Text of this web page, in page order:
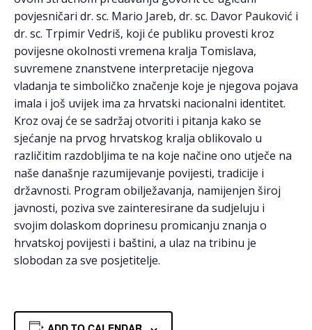
povjesničari dr. sc. Mario Jareb, dr. sc. Davor Pauković i
dr. sc. Trpimir Vedriš, koji će publiku provesti kroz
povijesne okolnosti vremena kralja Tomislava,
suvremene znanstvene interpretacije njegova
vladanja te simboličko značenje koje je njegova pojava
imala i još uvijek ima za hrvatski nacionalni identitet.
Kroz ovaj će se sadržaj otvoriti i pitanja kako se
sjećanje na prvog hrvatskog kralja oblikovalo u
različitim razdobljima te na koje načine ono utječe na
naše današnje razumijevanje povijesti, tradicije i
državnosti. Program obilježavanja, namijenjen široj
javnosti, poziva sve zainteresirane da sudjeluju i
svojim dolaskom doprinesu promicanju znanja o
hrvatskoj povijesti i baštini, a ulaz na tribinu je
slobodan za sve posjetitelje.